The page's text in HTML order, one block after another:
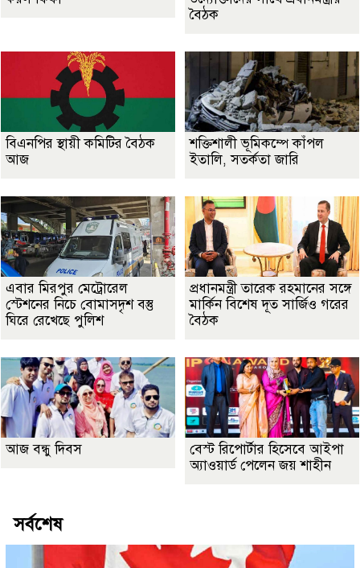
বৈঠক
বিএনপির স্থায়ী কমিটির বৈঠক
আজ
শক্তিশালী ভূমিকম্পে কাঁপল
ইতালি, সতর্কতা জারি
এবার মিরপুর মেট্রোরেল
স্টেশনের নিচে বোমাসদৃশ বস্তু
ঘিরে রেখেছে পুলিশ
প্রধানমন্ত্রী তারেক রহমানের সঙ্গে
মার্কিন বিশেষ দূত সার্জিও গরের
বৈঠক
আজ বন্ধু দিবস
বেস্ট রিপোর্টার হিসেবে আইপা
অ্যাওয়ার্ড পেলেন জয় শাহীন
সর্বশেষ